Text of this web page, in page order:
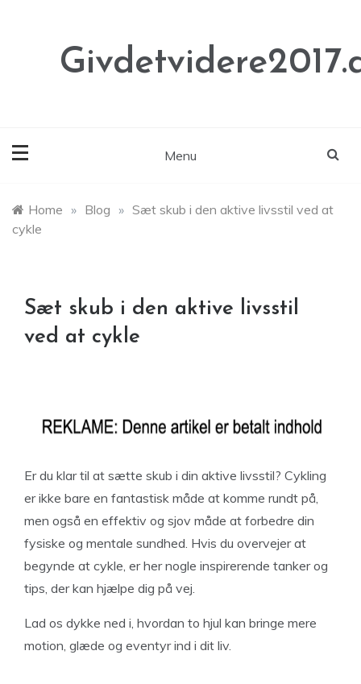
Menu
Home » Blog » Sæt skub i den aktive livsstil ved at
cykle
Sæt skub i den aktive livsstil
ved at cykle
Er du klar til at sætte skub i din aktive livsstil? Cykling
er ikke bare en fantastisk måde at komme rundt på,
men også en effektiv og sjov måde at forbedre din
fysiske og mentale sundhed. Hvis du overvejer at
begynde at cykle, er her nogle inspirerende tanker og
tips, der kan hjælpe dig på vej.
Lad os dykke ned i, hvordan to hjul kan bringe mere
motion, glæde og eventyr ind i dit liv.